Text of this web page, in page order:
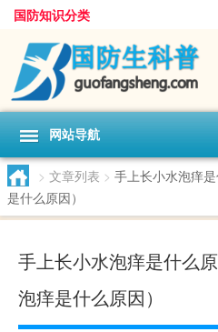
国防知识分类
网站导航
> 文章列表 > 手上长小水泡痒
是什么原因）
手上长小水泡痒是什么
泡痒是什么原因）